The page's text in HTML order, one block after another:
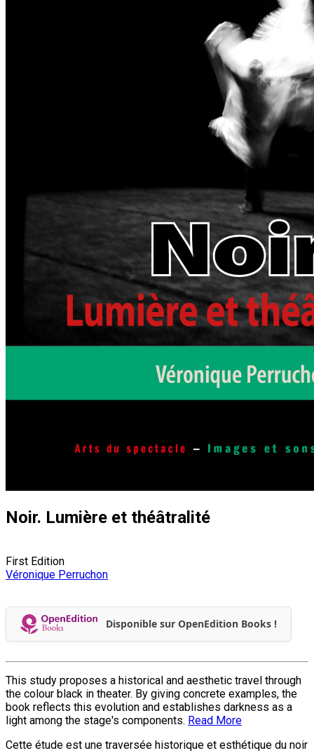
Noir. Lumière et théâtralité
First Edition
Véronique Perruchon
Disponible sur OpenEdition Books !
This study proposes a historical and aesthetic travel through
the colour black in theater. By giving concrete examples, the
book reflects this evolution and establishes darkness as a
light among the stage's components. Read More
Cette étude est une traversée historique et esthétique du noir